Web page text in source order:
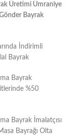
Üretimi Ümraniye
Bayrak
İndirimli
Bayrak
Bayrak
%50
Bayrak İmalatçısı
Bayrağı Olta